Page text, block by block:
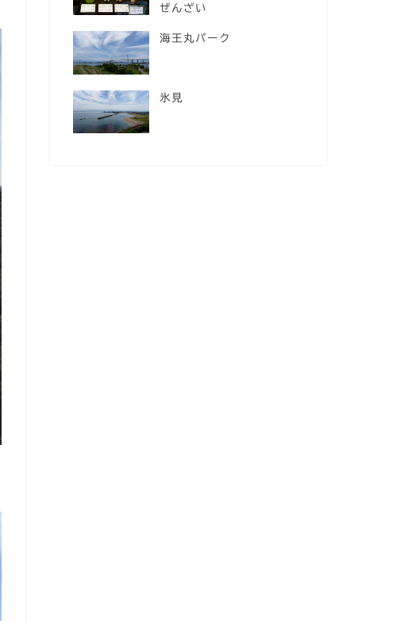
ぜんざい
海王丸パーク
氷見